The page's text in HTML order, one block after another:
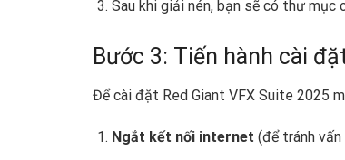
Sau khi giải nén, bạn sẽ có thư mục
Bước 3: Tiến hành cài
Để cài đặt Red Giant VFX Suite 2025
Ngắt kết nối internet (để tránh